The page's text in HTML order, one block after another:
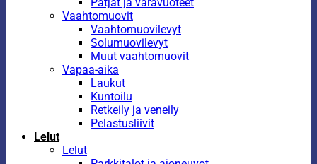
Vaahtomuovit
Vaahtomuovilevyt
Solumuovilevyt
Muut vaahtomuovit
Vapaa-aika
Laukut
Kuntoilu
Retkeily ja veneily
Pelastusliivit
Lelut
Lelut